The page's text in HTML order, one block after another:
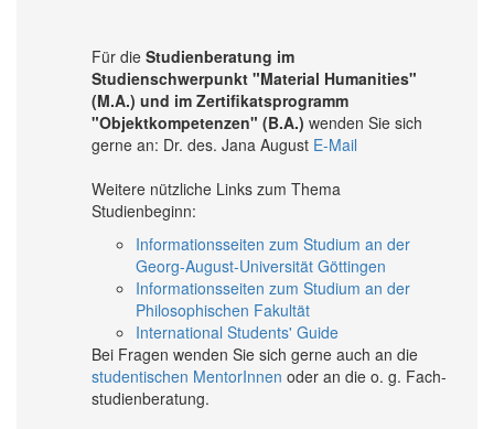
Für die Studienberatung im
Studienschwerpunkt "Material Humanities"
(M.A.) und im Zertifikatsprogramm
"Objektkompetenzen" (B.A.) wenden Sie sich
gerne an: Dr. des. Jana August E-Mail
Weitere nützliche Links zum Thema
Studienbeginn:
Informationsseiten zum Studium an der
Georg-August-Universität Göttingen
Informationsseiten zum Studium an der
Philosophischen Fakultät
International Students' Guide
Bei Fragen wen­den Sie sich ger­ne auch an die
stu­den­tischen Mentor­Innen oder an die o. g. Fach­
studien­be­ratung.